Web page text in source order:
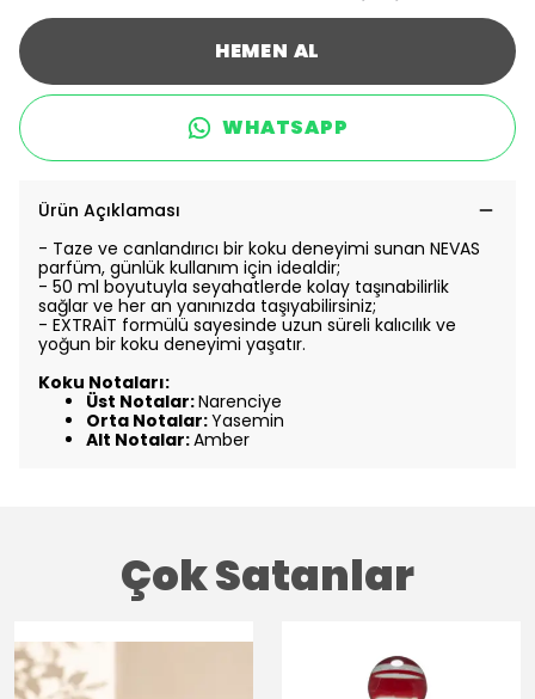
HEMEN AL
WHATSAPP
Ürün Açıklaması
- Taze ve canlandırıcı bir koku deneyimi sunan NEVAS
parfüm, günlük kullanım için idealdir;
- 50 ml boyutuyla seyahatlerde kolay taşınabilirlik
sağlar ve her an yanınızda taşıyabilirsiniz;
- EXTRAİT formülü sayesinde uzun süreli kalıcılık ve
yoğun bir koku deneyimi yaşatır.
Koku Notaları:
Üst Notalar:Narenciye
Orta Notalar:Yasemin
Alt Notalar:Amber
Çok Satanlar